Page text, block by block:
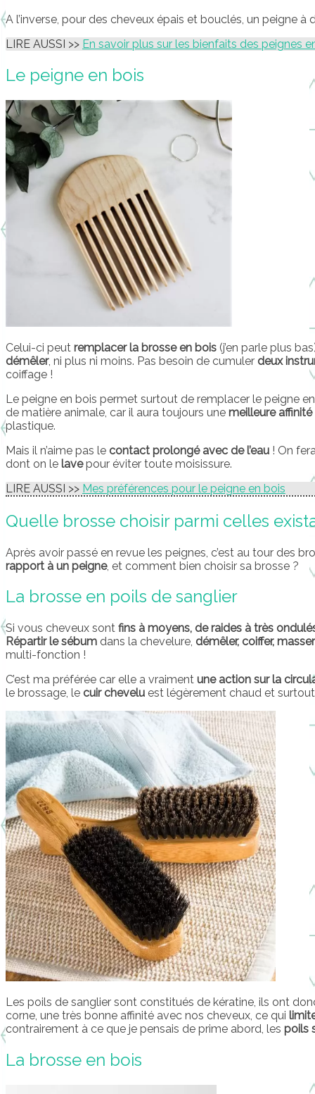
A l’inverse, pour des cheveux épais et bouclés, un peigne
LIRE AUSSI >> En savoir plus sur les bienfaits des peignes
Le peigne en bois
Celui-ci peut remplacer la brosse en bois (j’en parle plus
démêler, ni plus ni moins. Pas besoin de cumuler deux
coiffage !
Le peigne en bois permet surtout de remplacer le peigne
de matière animale, car il aura toujours une meilleure affinité
plastique.
Mais il n’aime pas le contact prolongé avec de l’eau ! On
dont on le lavepour éviter toute moisissure.
LIRE AUSSI >> Mes préférences pour le peigne en bois
Quelle brosse choisir parmi celles
Après avoir passé en revue les peignes, c’est au tour des
rapport à un peigne, et comment bien choisir sa brosse ?
La brosse en poils de sanglier
Si vous cheveux sont fins à moyens, de raides à très
Répartir le sébum dans la chevelure, démêler, coiffer,
multi-fonction !
C’est ma préférée car elle a vraiment une action sur la
le brossage, le cuir chevelu est légèrement chaud et
Les poils de sanglier sont constitués de kératine, ils ont
corne, une très bonne affinité avec nos cheveux, ce qui
contrairement à ce que je pensais de prime abord, les poils
La brosse en bois